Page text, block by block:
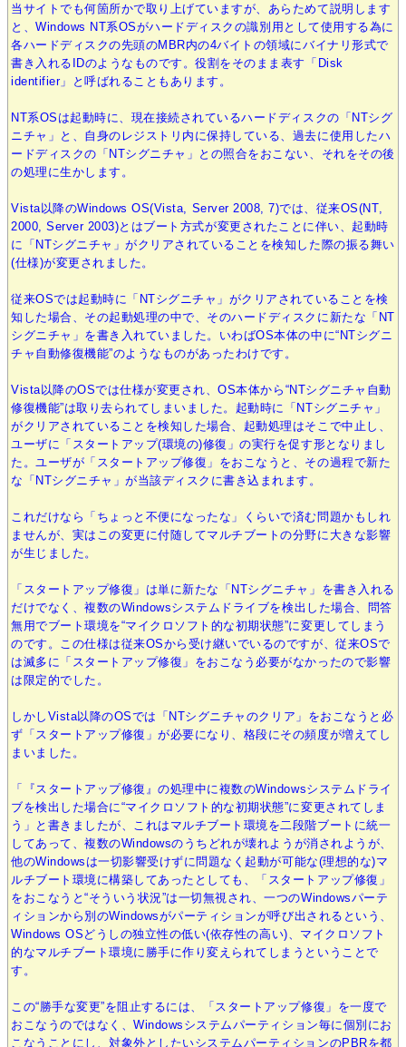
当サイトでも何箇所かで取り上げていますが、あらためて説明します
と、Windows NT系OSがハードディスクの識別用として使用する為に
各ハードディスクの先頭のMBR内の4バイトの領域にバイナリ形式で
書き入れるIDのようなものです。役割をそのまま表す「Disk
identifier」と呼ばれることもあります。
NT系OSは起動時に、現在接続されているハードディスクの「NTシグ
ニチャ」と、自身のレジストリ内に保持している、過去に使用したハ
ードディスクの「NTシグニチャ」との照合をおこない、それをその後
の処理に生かします。
Vista以降のWindows OS(Vista, Server 2008, 7)では、従来OS(NT,
2000, Server 2003)とはブート方式が変更されたことに伴い、起動時
に「NTシグニチャ」がクリアされていることを検知した際の振る舞い
(仕様)が変更されました。
従来OSでは起動時に「NTシグニチャ」がクリアされていることを検
知した場合、その起動処理の中で、そのハードディスクに新たな「NT
シグニチャ」を書き入れていました。いわばOS本体の中に“NTシグニ
チャ自動修復機能”のようなものがあったわけです。
Vista以降のOSでは仕様が変更され、OS本体から“NTシグニチャ自動
修復機能”は取り去られてしまいました。起動時に「NTシグニチャ」
がクリアされていることを検知した場合、起動処理はそこで中止し、
ユーザに「スタートアップ(環境の)修復」の実行を促す形となりまし
た。ユーザが「スタートアップ修復」をおこなうと、その過程で新た
な「NTシグニチャ」が当該ディスクに書き込まれます。
これだけなら「ちょっと不便になったな」くらいで済む問題かもしれ
ませんが、実はこの変更に付随してマルチブートの分野に大きな影響
が生じました。
「スタートアップ修復」は単に新たな「NTシグニチャ」を書き入れる
だけでなく、複数のWindowsシステムドライブを検出した場合、問答
無用でブート環境を“マイクロソフト的な初期状態”に変更してしまう
のです。この仕様は従来OSから受け継いでいるのですが、従来OSで
は滅多に「スタートアップ修復」をおこなう必要がなかったので影響
は限定的でした。
しかしVista以降のOSでは「NTシグニチャのクリア」をおこなうと必
ず「スタートアップ修復」が必要になり、格段にその頻度が増えてし
まいました。
「『スタートアップ修復』の処理中に複数のWindowsシステムドライ
ブを検出した場合に“マイクロソフト的な初期状態”に変更されてしま
う」と書きましたが、これはマルチブート環境を二段階ブートに統一
してあって、複数のWindowsのうちどれが壊れようが消されようが、
他のWindowsは一切影響受けずに問題なく起動が可能な(理想的な)マ
ルチブート環境に構築してあったとしても、「スタートアップ修復」
をおこなうと“そういう状況”は一切無視され、一つのWindowsパーテ
ィションから別のWindowsがパーティションが呼び出されるという、
Windows OSどうしの独立性の低い(依存性の高い)、マイクロソフト
的なマルチブート環境に勝手に作り変えられてしまうということで
す。
この“勝手な変更”を阻止するには、「スタートアップ修復」を一度で
おこなうのではなく、Windowsシステムパーティション毎に個別にお
こなうことにし、対象外としたいシステムパーティションのPBRを都